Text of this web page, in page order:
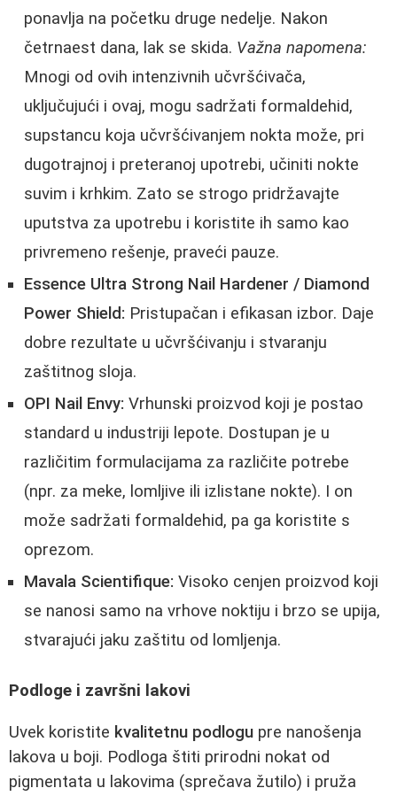
ponavlja na početku druge nedelje. Nakon
četrnaest dana, lak se skida. Važna napomena:
Mnogi od ovih intenzivnih učvršćivača,
uključujući i ovaj, mogu sadržati formaldehid,
supstancu koja učvršćivanjem nokta može, pri
dugotrajnoj i preteranoj upotrebi, učiniti nokte
suvim i krhkim. Zato se strogo pridržavajte
uputstva za upotrebu i koristite ih samo kao
privremeno rešenje, praveći pauze.
Essence Ultra Strong Nail Hardener / Diamond
Power Shield: Pristupačan i efikasan izbor. Daje
dobre rezultate u učvršćivanju i stvaranju
zaštitnog sloja.
OPI Nail Envy: Vrhunski proizvod koji je postao
standard u industriji lepote. Dostupan je u
različitim formulacijama za različite potrebe
(npr. za meke, lomljive ili izlistane nokte). I on
može sadržati formaldehid, pa ga koristite s
oprezom.
Mavala Scientifique: Visoko cenjen proizvod koji
se nanosi samo na vrhove noktiju i brzo se upija,
stvarajući jaku zaštitu od lomljenja.
Podloge i završni lakovi
Uvek koristite kvalitetnu podlogu pre nanošenja
lakova u boji. Podloga štiti prirodni nokat od
pigmentata u lakovima (sprečava žutilo) i pruža